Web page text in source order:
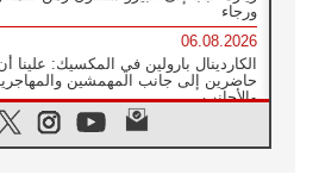
ورجاء
06.08.2026
الكاردينال بارولين في المكسيك: علينا
حاضرين إلى جانب المهمشين
والأجانب
البابا لاوُن الرابع عشر للشباب في